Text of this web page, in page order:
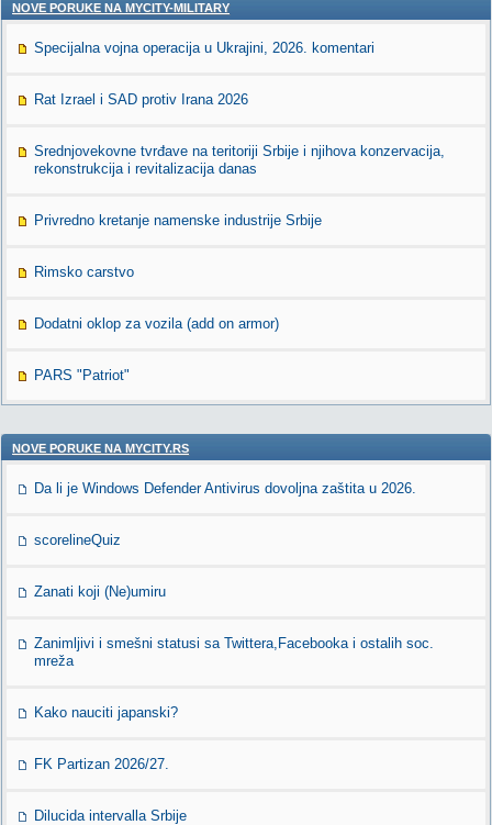
NOVE PORUKE NA MYCITY-MILITARY
Specijalna vojna operacija u Ukrajini, 2026. komentari
Rat Izrael i SAD protiv Irana 2026
Srednjovekovne tvrđave na teritoriji Srbije i njihova konzervacija,
rekonstrukcija i revitalizacija danas
Privredno kretanje namenske industrije Srbije
Rimsko carstvo
Dodatni oklop za vozila (add on armor)
PARS "Patriot"
NOVE PORUKE NA MYCITY.RS
Da li je Windows Defender Antivirus dovoljna zaštita u 2026.
scorelineQuiz
Zanati koji (Ne)umiru
Zanimljivi i smešni statusi sa Twittera,Facebooka i ostalih soc.
mreža
Kako nauciti japanski?
FK Partizan 2026/27.
Dilucida intervalla Srbije